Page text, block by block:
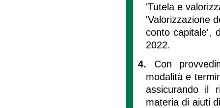
'Tutela e
'Valorizzazione
conto capitale',
2022.
4. Con
modalità e
assicurando il
materia di aiuti